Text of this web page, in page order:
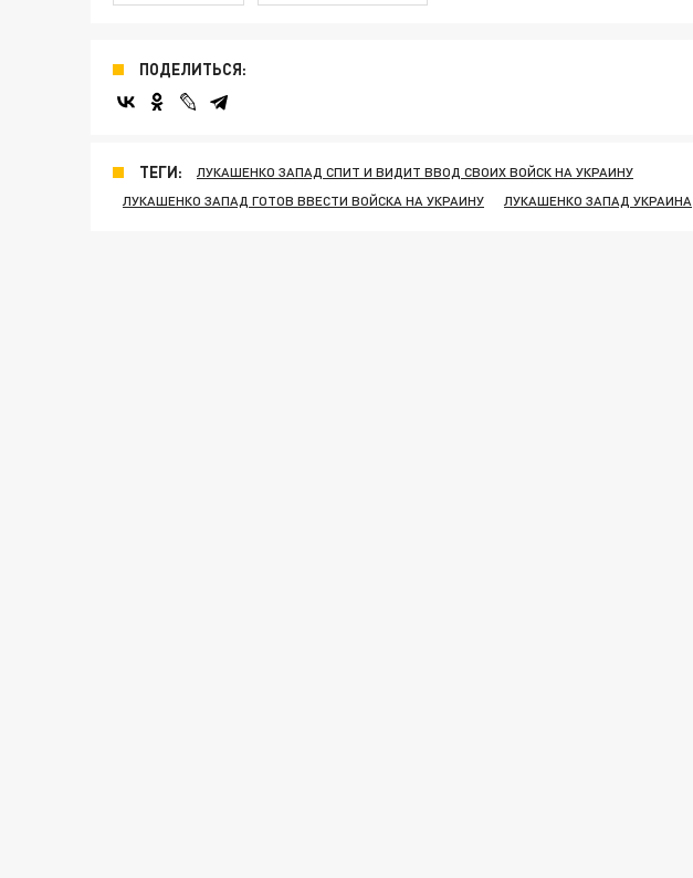
ПОДЕЛИТЬСЯ:
ТЕГИ:
ЛУКАШЕНКО ЗАПАД СПИТ И ВИДИТ ВВОД СВОИХ ВОЙСК НА УКРАИНУ
ЛУКАШЕНКО ЗАПАД ГОТОВ ВВЕСТИ ВОЙСКА НА УКРАИНУ
ЛУКАШЕНКО ЗАПАД УКРАИНА